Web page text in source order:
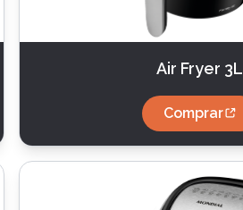
Air Fryer 3L
Comprar